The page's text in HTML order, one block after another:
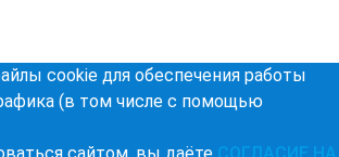
cookie для обеспечения работы
(в том числе с помощью